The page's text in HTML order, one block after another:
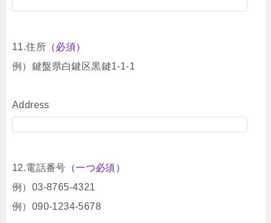
11.住所 （必須）
例）鍵盤県白鍵区黒鍵1-1-1
Address
12.電話番号 （一つ必須）
例）03-8765-4321
例）090-1234-5678